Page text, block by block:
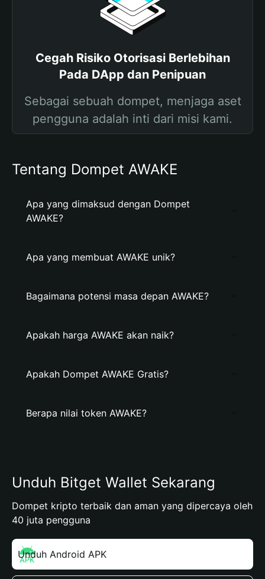
Cegah Risiko Otorisasi Berlebihan
Pada DApp dan Penipuan
Sebagai sebuah dompet, menjaga aset
pengguna adalah inti dari misi kami.
Tentang Dompet AWAKE
Apa yang dimaksud dengan Dompet
AWAKE?
Apa yang membuat AWAKE unik?
Bagaimana potensi masa depan AWAKE?
Apakah harga AWAKE akan naik?
Apakah Dompet AWAKE Gratis?
Berapa nilai token AWAKE?
Unduh Bitget Wallet Sekarang
Dompet kripto terbaik dan aman yang dipercaya oleh
40 juta pengguna
Unduh Android APK